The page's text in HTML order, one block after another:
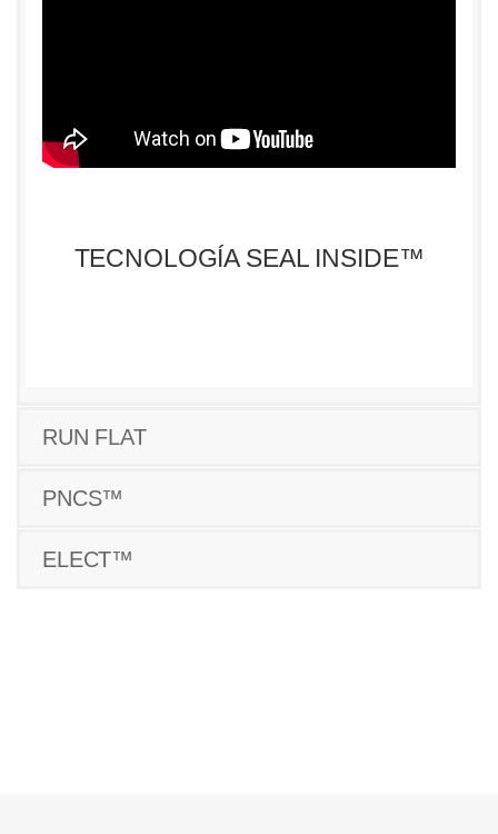
TECNOLOGÍA SEAL INSIDE™
RUN FLAT
PNCS™
ELECT™